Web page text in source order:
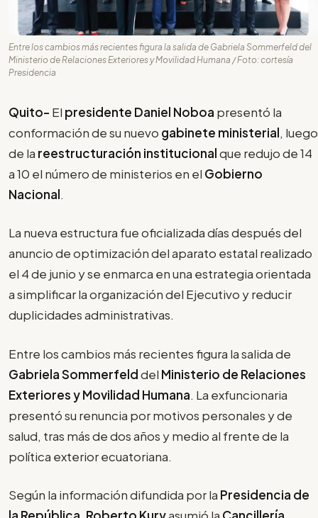
Entre los cambios más recientes figura la salida de Gabriela Sommerfeld del
Ministerio de Relaciones Exteriores y Movilidad Humana / Foto: cortesía
Presidencia
Quito- El presidente Daniel Noboa presentó la
conformación de su nuevo gabinete ministerial, luego
de la reestructuración institucionalque redujo de 14
a 10 el número de ministerios en el Gobierno
Nacional.
La nueva estructura fue oficializada días después del
anuncio de optimización del aparato estatal realizado
el 4 de junio y se enmarca en una estrategia orientada
a simplificar la organización del Ejecutivo y reducir
duplicidades administrativas.
Entre los cambios más recientes figura la salida de
Gabriela Sommerfelddel Ministerio de Relaciones
Exteriores y Movilidad Humana. La exfuncionaria
presentó su renuncia por motivos personales y de
salud, tras más de dos años y medio al frente de la
política exterior ecuatoriana.
Según la información difundida por la Presidencia de